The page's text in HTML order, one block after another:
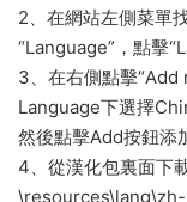
2、在網站左側菜單
“Language”，點擊
3、在右側點擊“Add
Language下選擇
然後點擊Add按鈕添
4、從漢化包裏面下
\resources\lang\zh-